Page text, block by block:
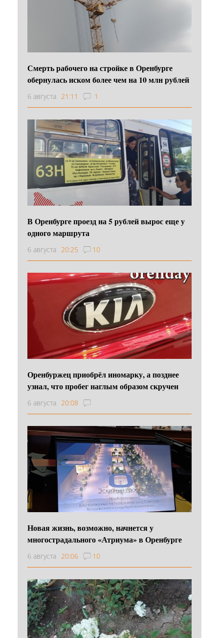
Смерть рабочего на стройке в Оренбурге
обернулась иском более чем на 10 млн рублей
6 августа 21:11 1
В Оренбурге проезд на 5 рублей вырос еще у
одного маршрута
6 августа 20:25 10
Оренбуржец приобрёл иномарку, а позднее
узнал, что пробег наглым образом скручен
6 августа 20:08
Новая жизнь, возможно, начнется у
многострадального «Атриума» в Оренбурге
6 августа 20:06 10